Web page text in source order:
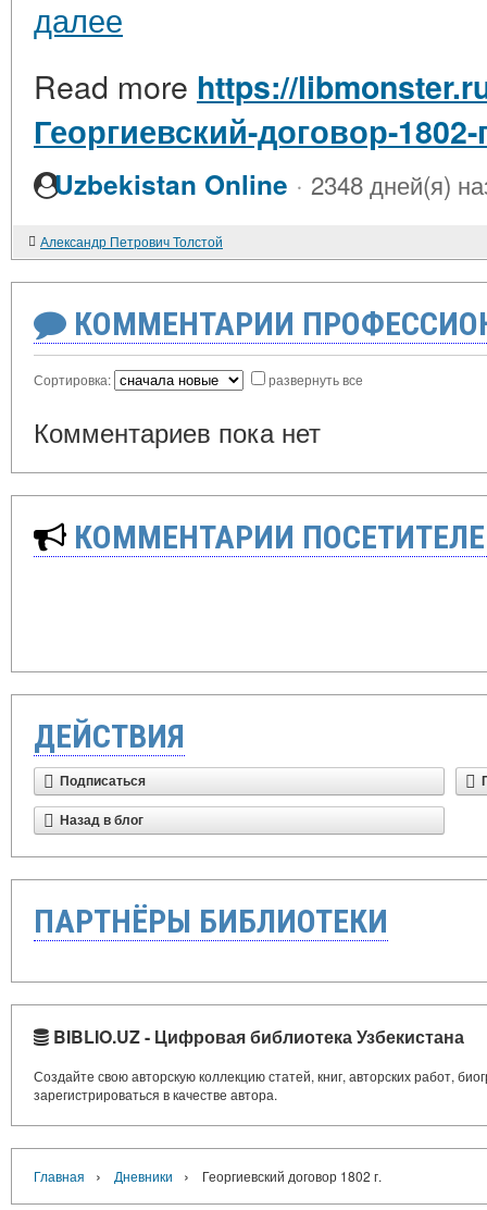
далее
Read more https://
Георгиевский-договор-1802-
Uzbekistan Online · 2348 дней(я)
Александр Петрович Толстой
КОММЕНТАРИИ
Сортировка: развернуть все
Комментариев пока нет
КОММЕНТАРИИ
ДЕЙСТВИЯ
Подписаться
Назад в блог
ПАРТНЁРЫ БИБЛИОТЕКИ
BIBLIO.UZ - Цифровая библиотека Узбекистана
Создайте свою авторскую коллекцию статей, книг, авторских работ,
зарегистрироваться в качестве автора.
Главная › Дневники › Георгиевский договор 1802 г.